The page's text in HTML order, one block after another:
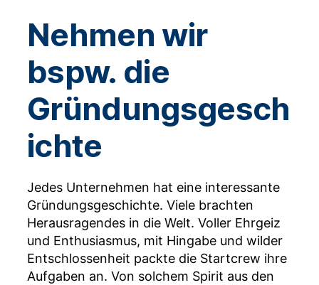
Nehmen wir
bspw. die
Gründungsgesch
ichte
Jedes Unternehmen hat eine interessante
Gründungsgeschichte. Viele brachten
Herausragendes in die Welt. Voller Ehrgeiz
und Enthusiasmus, mit Hingabe und wilder
Entschlossenheit packte die Startcrew ihre
Aufgaben an. Von solchem Spirit aus den